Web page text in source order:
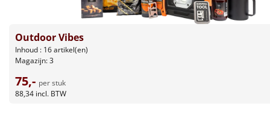
Pizzarette
Tas
Wake up light
Outdoor Vibes
Inhoud : 16 artikel(en)
Magazijn: 3
75,- per stuk
88,34 incl. BTW